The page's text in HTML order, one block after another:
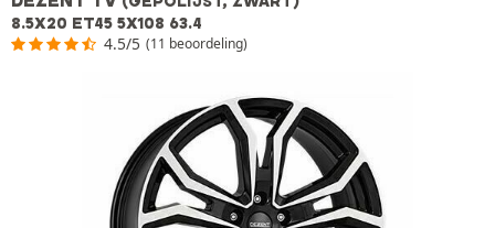
8.5X20 ET45 5X108 63.4
4.5/5 (11 beoordeling)